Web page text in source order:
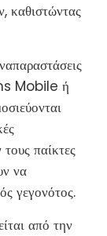
καθιστώντας
Mobile ή
παίκτες
να
γεγονότος.
από την